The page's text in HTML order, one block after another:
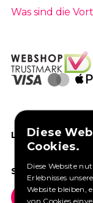
Was sind die
LIKEN SIE UNS
SOCIAL MEDIA
Diese
Cookies.
Diese Website
Erlebnisses
Website bleiben,
von Cookies